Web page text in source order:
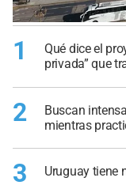
1
Qué dice el
privada” que
2
Buscan
mientras
3 Uruguay tiene